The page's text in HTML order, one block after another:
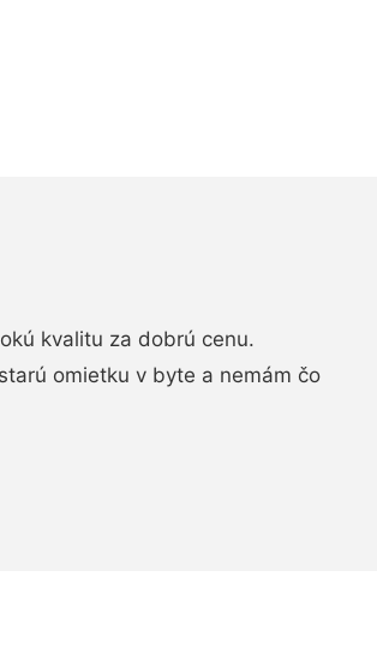
kvalitu za dobrú cenu.
omietku v byte a nemám čo